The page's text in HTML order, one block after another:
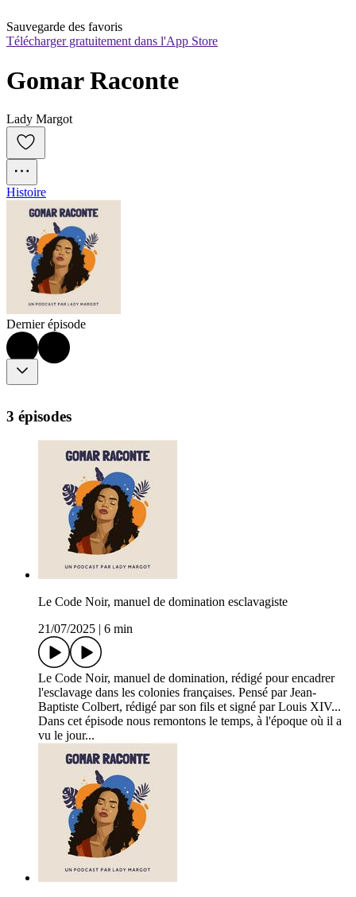
Sauvegarde des favoris
Télécharger gratuitement dans l'App Store
Gomar Raconte
Lady Margot
Histoire
Dernier épisode
3 épisodes
Le Code Noir, manuel de domination esclavagiste
21/07/2025
6 min
Le Code Noir, manuel de domination, rédigé pour encadrer
l'esclavage dans les colonies françaises. Pensé par Jean-
Baptiste Colbert, rédigé par son fils et signé par Louis XIV...
Dans cet épisode nous remontons le temps, à l'époque où il a
vu le jour...